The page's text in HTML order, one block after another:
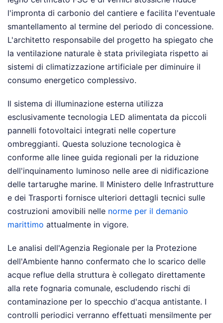
l'impronta di carbonio del cantiere e facilita l'eventuale
smantellamento al termine del periodo di concessione.
L'architetto responsabile del progetto ha spiegato che
la ventilazione naturale è stata privilegiata rispetto ai
sistemi di climatizzazione artificiale per diminuire il
consumo energetico complessivo.
Il sistema di illuminazione esterna utilizza
esclusivamente tecnologia LED alimentata da piccoli
pannelli fotovoltaici integrati nelle coperture
ombreggianti. Questa soluzione tecnologica è
conforme alle linee guida regionali per la riduzione
dell'inquinamento luminoso nelle aree di nidificazione
delle tartarughe marine. Il Ministero delle Infrastrutture
e dei Trasporti fornisce ulteriori dettagli tecnici sulle
costruzioni amovibili nelle norme per il demanio
marittimo attualmente in vigore.
Le analisi dell'Agenzia Regionale per la Protezione
dell'Ambiente hanno confermato che lo scarico delle
acque reflue della struttura è collegato direttamente
alla rete fognaria comunale, escludendo rischi di
contaminazione per lo specchio d'acqua antistante. I
controlli periodici verranno effettuati mensilmente per